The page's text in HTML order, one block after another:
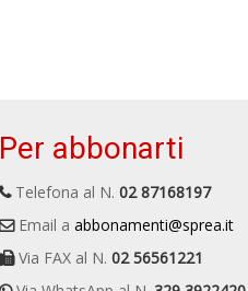
Per abbonarti
Telefona al N. 02 87168197
Email a abbonamenti@sprea.it
Via FAX al N. 02 56561221